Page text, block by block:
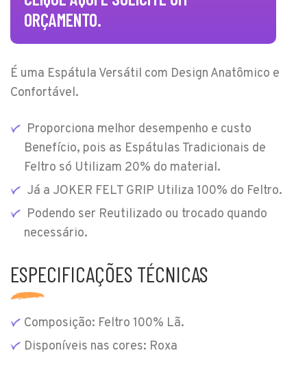
ORÇAMENTO.
É uma Espátula Versátil com Design Anatômico e
Confortável.
Proporciona melhor desempenho e custo
Benefício, pois as Espátulas Tradicionais de
Feltro só Utilizam 20% do material.
Já a JOKER FELT GRIP Utiliza 100% do Feltro.
Podendo ser Reutilizado ou trocado quando
necessário.
ESPECIFICAÇÕES TÉCNICAS
Composição: Feltro 100% Lã.
Disponíveis nas cores: Roxa